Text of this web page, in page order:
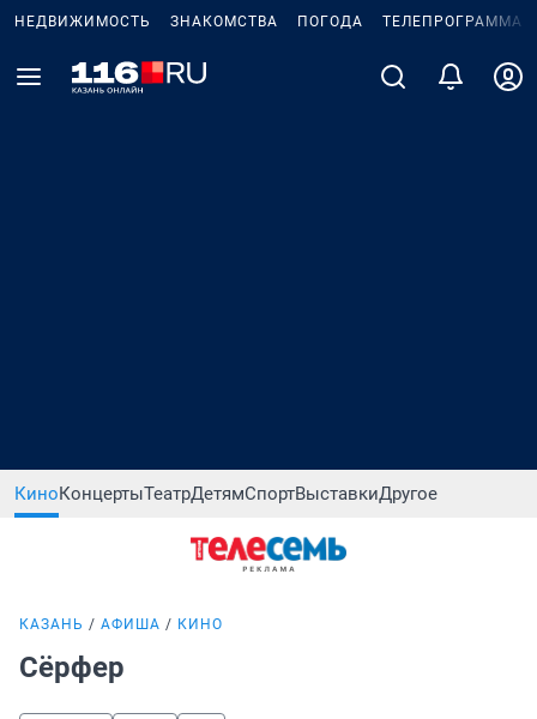
НЕДВИЖИМОСТЬ ЗНАКОМСТВА ПОГОДА ТЕЛЕПРОГРАММА
КиноКонцертыТеатрДетямСпортВыставкиДругое
КАЗАНЬ АФИША КИНО
Сёрфер